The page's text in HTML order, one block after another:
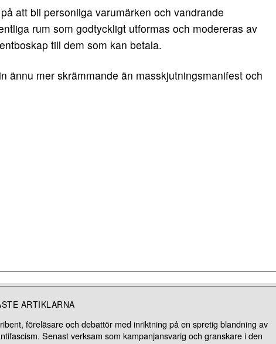
att bli personliga varumärken och vandrande
rum som godtyckligt utformas och modereras av
till dem som kan betala.
ännu mer skrämmande än masskjutningsmanifest och
ARTIKLARNA
föreläsare och debattör med inriktning på en spretig blandning av
Senast verksam som kampanjansvarig och granskare i den